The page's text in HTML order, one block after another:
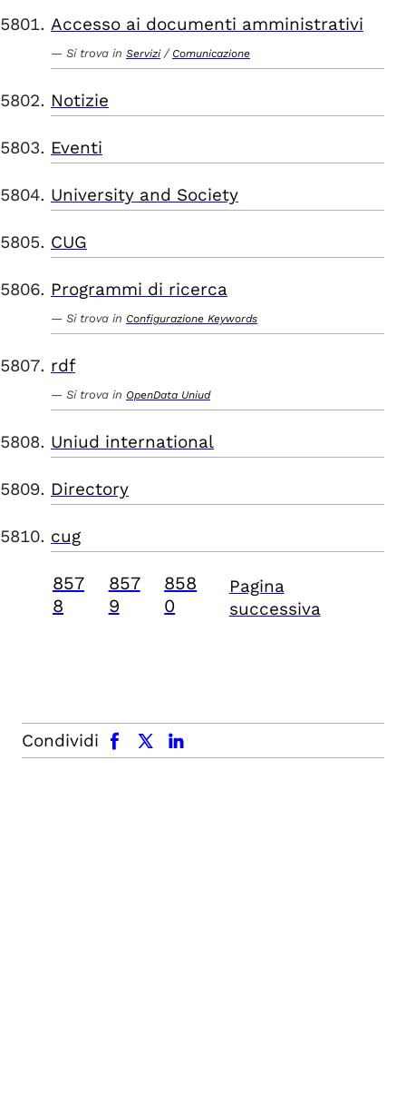
Accesso ai documenti amministrativi
Si trova in Servizi / Comunicazione
Notizie
Eventi
University and Society
CUG
Programmi di ricerca
Si trova in Configurazione Keywords
rdf
Si trova in OpenData Uniud
Uniud international
Directory
cug
857
8
857
9
858
0
Pagina
successiva
Condividi
facebook x.com linkedin